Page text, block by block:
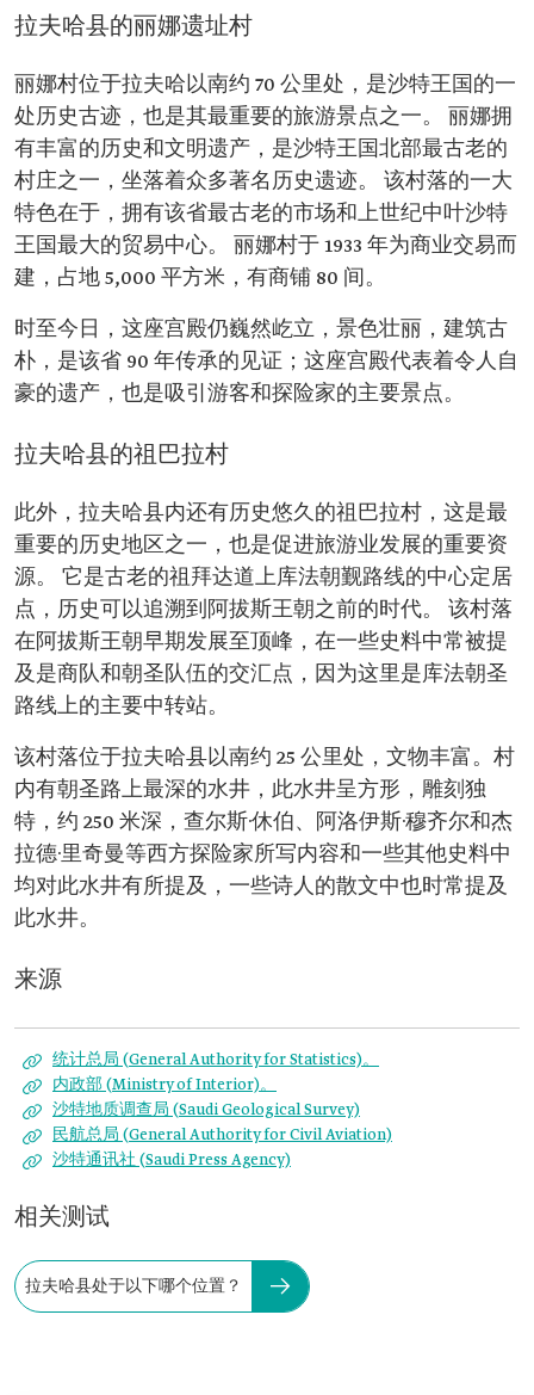
拉夫哈县的丽娜遗址村
丽娜村位于拉夫哈以南约 70 公里处，是沙特王国的一
处历史古迹，也是其最重要的旅游景点之一。 丽娜拥
有丰富的历史和文明遗产，是沙特王国北部最古老的
村庄之一，坐落着众多著名历史遗迹。 该村落的一大
特色在于，拥有该省最古老的市场和上世纪中叶沙特
王国最大的贸易中心。 丽娜村于 1933 年为商业交易而
建，占地 5,000 平方米，有商铺 80 间。
时至今日，这座宫殿仍巍然屹立，景色壮丽，建筑古
朴，是该省 90 年传承的见证；这座宫殿代表着令人自
豪的遗产，也是吸引游客和探险家的主要景点。
拉夫哈县的祖巴拉村
此外，拉夫哈县内还有历史悠久的祖巴拉村，这是最
重要的历史地区之一，也是促进旅游业发展的重要资
源。 它是古老的祖拜达道上库法朝觐路线的中心定居
点，历史可以追溯到阿拔斯王朝之前的时代。 该村落
在阿拔斯王朝早期发展至顶峰，在一些史料中常被提
及是商队和朝圣队伍的交汇点，因为这里是库法朝圣
路线上的主要中转站。
该村落位于拉夫哈县以南约 25 公里处，文物丰富。村
内有朝圣路上最深的水井，此水井呈方形，雕刻独
特，约 250 米深，查尔斯·休伯、阿洛伊斯·穆齐尔和杰
拉德·里奇曼等西方探险家所写内容和一些其他史料中
均对此水井有所提及，一些诗人的散文中也时常提及
此水井。
来源
统计总局 (General Authority for Statistics)。
内政部 (Ministry of Interior)。
沙特地质调查局 (Saudi Geological Survey)
民航总局 (General Authority for Civil Aviation)
沙特通讯社 (Saudi Press Agency)
相关测试
拉夫哈县处于以下哪个位置？